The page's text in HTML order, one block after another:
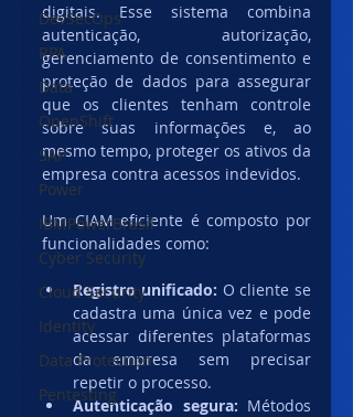
DevSecOps
RPA
Data
OpenShift
SAP
Power
IBMPowerBrasil
Cyber Security
Cloud Security
Identity
Data Protection
Pentesting
digitais. Esse sistema combina
autenticação, autorização,
gerenciamento de consentimento e
proteção de dados para assegurar
que os clientes tenham controle
sobre suas informações e, ao
mesmo tempo, proteger os ativos da
empresa contra acessos indevidos.
Um CIAM eficiente é composto por
funcionalidades como:
Registro unificado: O cliente se
cadastra uma única vez e pode
acessar diferentes plataformas
da empresa sem precisar
repetir o processo.
Autenticação segura: Métodos